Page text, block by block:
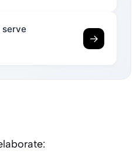
serve
→